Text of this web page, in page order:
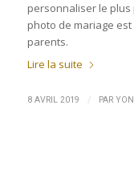
personnaliser le plus
photo de mariage
parents.
Lire la suite
8 AVRIL 2019 / PAR